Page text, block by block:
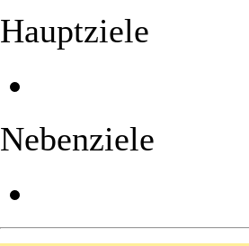
Hauptziele
Nebenziele